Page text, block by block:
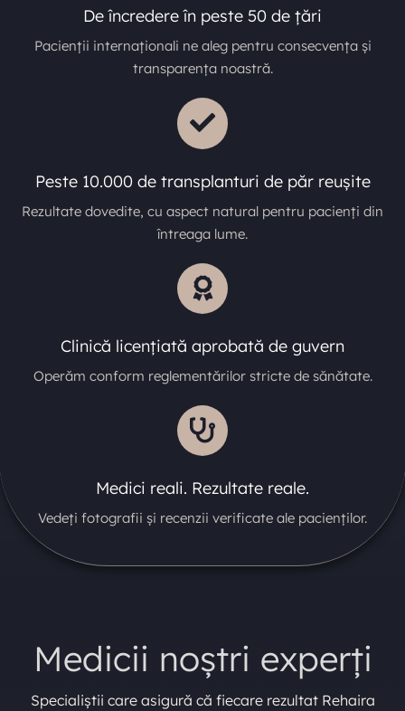
De încredere în peste 50 de țări
Pacienții internaționali ne aleg pentru consecvența și
transparența noastră.
Peste 10.000 de transplanturi de păr reușite
Rezultate dovedite, cu aspect natural pentru pacienți din
întreaga lume.
Clinică licențiată aprobată de guvern
Operăm conform reglementărilor stricte de sănătate.
Medici reali. Rezultate reale.
Vedeți fotografii și recenzii verificate ale pacienților.
Medicii noștri experți
Specialiștii care asigură că fiecare rezultat Rehaira